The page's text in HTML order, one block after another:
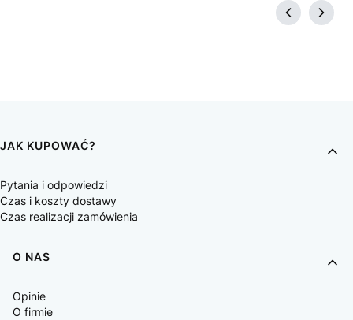
JAK KUPOWAĆ?
Pytania i odpowiedzi
Czas i koszty dostawy
Czas realizacji zamówienia
O NAS
Opinie
O firmie